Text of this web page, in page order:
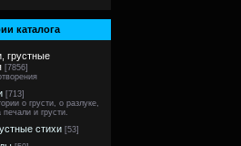
каталога
грустные
[7856]
[713]
о грусти, о разлуке,
и грусти.
стихи [53]